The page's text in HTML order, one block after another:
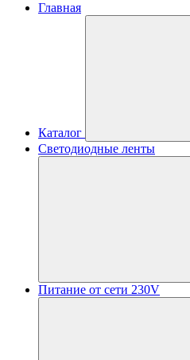
Главная
Каталог
Светодиодные ленты
Питание от сети 230V